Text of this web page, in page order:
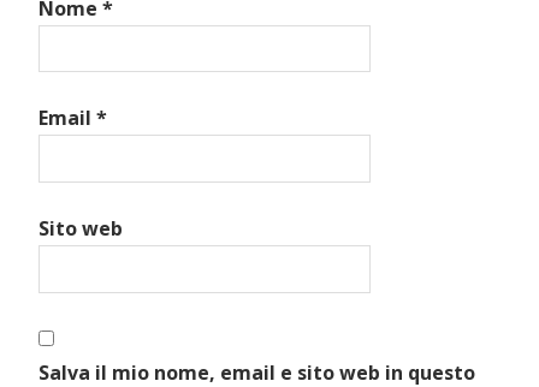
Nome *
Email *
Sito web
Salva il mio nome, email e sito web in questo